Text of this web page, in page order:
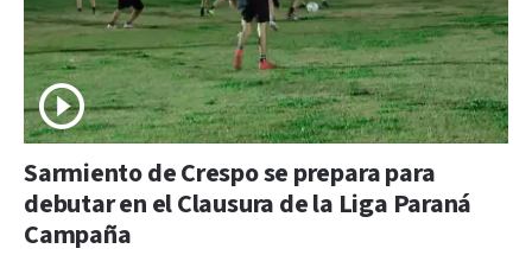
Sarmiento de Crespo se prepara para
debutar en el Clausura de la Liga Paraná
Campaña